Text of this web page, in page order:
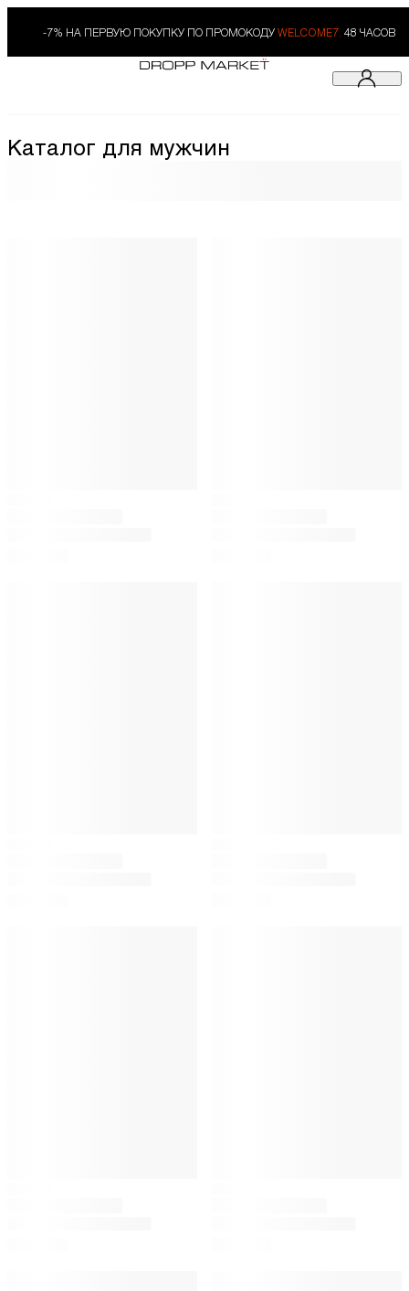
-7% НА ПЕРВУЮ ПОКУПКУ ПО ПРОМОКОДУ WELCOME7. 48 ЧАСОВ
Каталог для мужчин